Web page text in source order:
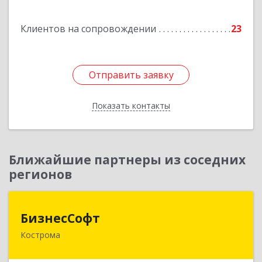
Клиентов на сопровождении 23
Отправить заявку
Показать контакты
Отправить заявку
Назад
Ближайшие партнеры из соседних
регионов
БизнесСофт
Кострома